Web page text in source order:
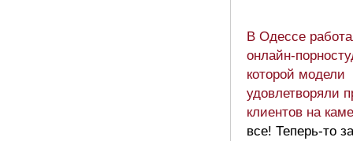
В Одессе
онлайн-
которой модели
удовлетворяли
клиентов на
все! Теперь-то